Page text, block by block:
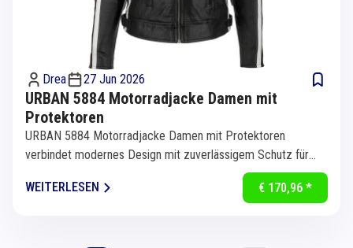
Drea 27 Jun 2026
URBAN 5884 Motorradjacke Damen mit
Protektoren
URBAN 5884 Motorradjacke Damen mit Protektoren
verbindet modernes Design mit zuverlässigem Schutz für
WEITERLESEN
€ 170,96 *